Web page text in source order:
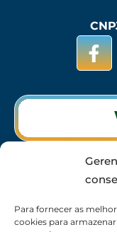
Para fornecer as
cookies para